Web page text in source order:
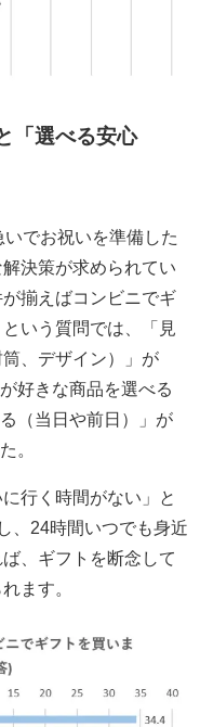
「選べる安心
でお祝いを準備した
決策が求められてい
揃えばコンビニでギ
いう質問では、「見
、デザイン）」が
好きな商品を選べる
（当日や前日）」が
。
行く時間がない」と
、24時間いつでも身近
、ギフトを断念して
ます。